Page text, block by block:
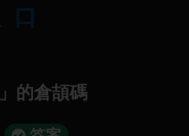
口
的倉頡碼